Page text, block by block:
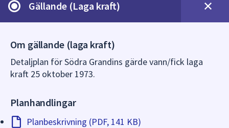
något
Gällande (Laga kraft)
Om gällande (laga kraft)
Detaljplan för Södra Grandins gärde vann/fick laga
kraft 25 oktober 1973.
Planhandlingar
Planbeskrivning (PDF, 141 KB)